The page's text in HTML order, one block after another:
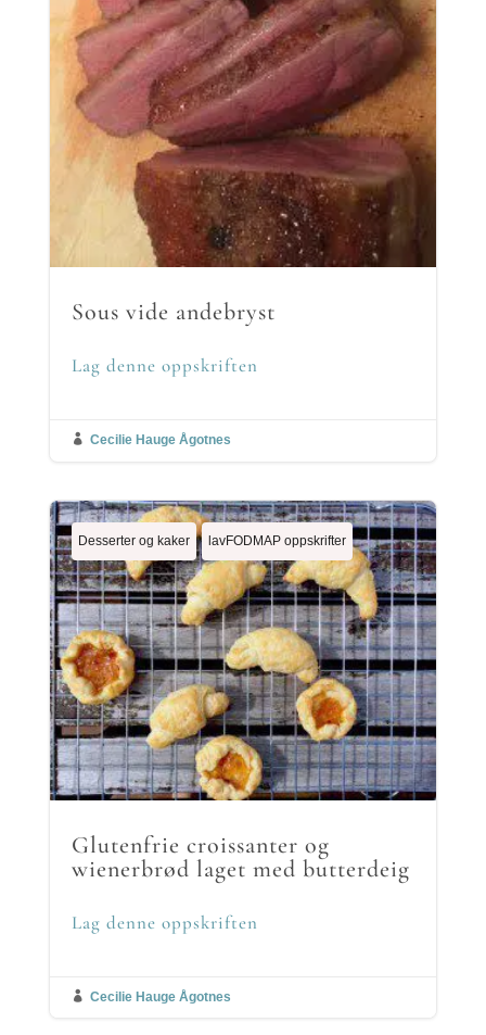
Sous vide andebryst
Lag denne oppskriften
 Cecilie Hauge Ågotnes
Desserter og kaker lavFODMAP oppskrifter
Glutenfrie croissanter og
wienerbrød laget med butterdeig
Lag denne oppskriften
 Cecilie Hauge Ågotnes